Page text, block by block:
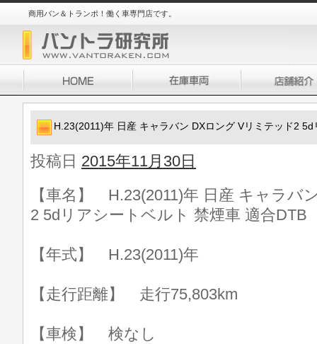
商用バン＆トランポ！働く車専門店です。
H.23(2011)年 日産 キャラバン DXロング Vリミテッド2
投稿日 2015年11月30日
【車名】 H.23(2011)年 日産 キャラバ
2 5dリアシートベルト 禁煙車 適合DTB
【年式】 H.23(2011)年
【走行距離】 走行75,803km
【車検】 検なし